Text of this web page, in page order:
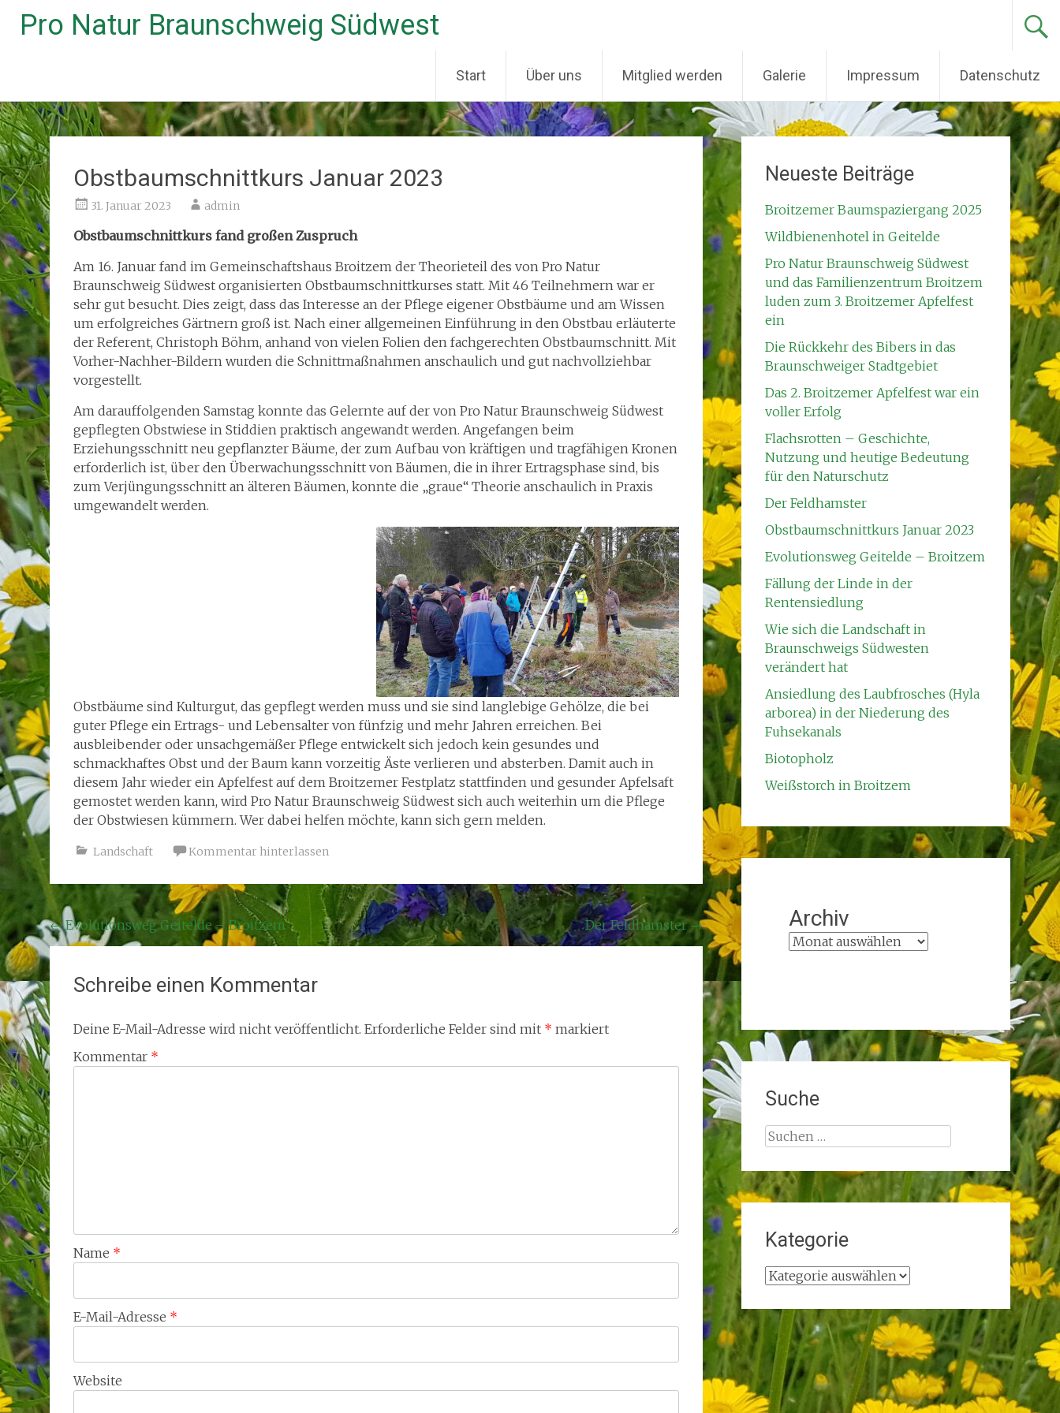
Zum
Inhalt
springen
Pro Natur Braunschweig Südwest
Start Über uns Mitglied werden Galerie Impressum Datenschutz
Obstbaumschnittkurs Januar 2023
31. Januar 2023 admin
Obstbaumschnittkurs fand großen Zuspruch
Am 16. Januar fand im Gemeinschaftshaus Broitzem der Theorieteil des von Pro Natur
Braunschweig Südwest organisierten Obstbaumschnittkurses statt. Mit 46 Teilnehmern war er
sehr gut besucht. Dies zeigt, dass das Interesse an der Pflege eigener Obstbäume und am Wissen
um erfolgreiches Gärtnern groß ist. Nach einer allgemeinen Einführung in den Obstbau erläuterte
der Referent, Christoph Böhm, anhand von vielen Folien den fachgerechten Obstbaumschnitt. Mit
Vorher-Nachher-Bildern wurden die Schnittmaßnahmen anschaulich und gut nachvollziehbar
vorgestellt.
Am darauffolgenden Samstag konnte das Gelernte auf der von Pro Natur Braunschweig Südwest
gepflegten Obstwiese in Stiddien praktisch angewandt werden. Angefangen beim
Erziehungsschnitt neu gepflanzter Bäume, der zum Aufbau von kräftigen und tragfähigen Kronen
erforderlich ist, über den Überwachungsschnitt von Bäumen, die in ihrer Ertragsphase sind, bis
zum Verjüngungsschnitt an älteren Bäumen, konnte die „graue“ Theorie anschaulich in Praxis
umgewandelt werden.
Obstbäume sind Kulturgut, das gepflegt werden muss und sie sind langlebige Gehölze, die bei
guter Pflege ein Ertrags- und Lebensalter von fünfzig und mehr Jahren erreichen. Bei
ausbleibender oder unsachgemäßer Pflege entwickelt sich jedoch kein gesundes und
schmackhaftes Obst und der Baum kann vorzeitig Äste verlieren und absterben. Damit auch in
diesem Jahr wieder ein Apfelfest auf dem Broitzemer Festplatz stattfinden und gesunder Apfelsaft
gemostet werden kann, wird Pro Natur Braunschweig Südwest sich auch weiterhin um die Pflege
der Obstwiesen kümmern. Wer dabei helfen möchte, kann sich gern melden.
Landschaft Kommentar hinterlassen
Beitragsnavigation
←Evolutionsweg Geitelde – Broitzem Der Feldhamster→
Schreibe einen Kommentar
Deine E-Mail-Adresse wird nicht veröffentlicht. Erforderliche Felder sind mit * markiert
Kommentar *
Name *
E-Mail-Adresse *
Website
Neueste Beiträge
Broitzemer Baumspaziergang 2025
Wildbienenhotel in Geitelde
Pro Natur Braunschweig Südwest
und das Familienzentrum Broitzem
luden zum 3. Broitzemer Apfelfest
ein
Die Rückkehr des Bibers in das
Braunschweiger Stadtgebiet
Das 2. Broitzemer Apfelfest war ein
voller Erfolg
Flachsrotten – Geschichte,
Nutzung und heutige Bedeutung
für den Naturschutz
Der Feldhamster
Obstbaumschnittkurs Januar 2023
Evolutionsweg Geitelde – Broitzem
Fällung der Linde in der
Rentensiedlung
Wie sich die Landschaft in
Braunschweigs Südwesten
verändert hat
Ansiedlung des Laubfrosches (Hyla
arborea) in der Niederung des
Fuhsekanals
Biotopholz
Weißstorch in Broitzem
Archiv
A
v
Suche
Suchen
Kategorie
Kategorie